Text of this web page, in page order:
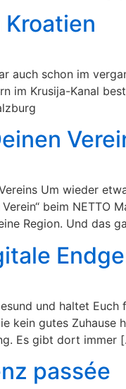
auch schon im
im Krusija-Kanal
Um wieder
beim
Region. Und das
und haltet
kein gutes
Es gibt dort immer
passée